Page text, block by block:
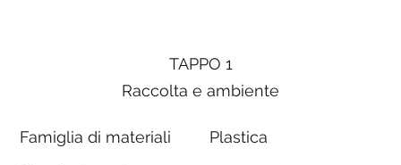
TAPPO 1
Raccolta e ambiente
Famiglia di materiali Plastica